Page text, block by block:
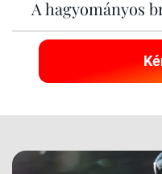
A hagyományos